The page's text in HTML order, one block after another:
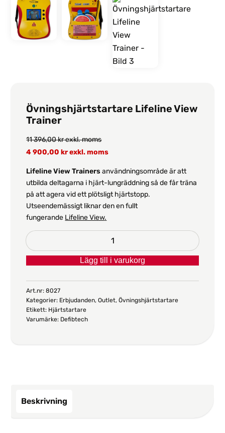
Övningshjärtstartare Lifeline View
Trainer
11 396,00krexkl. moms
4 900,00krexkl. moms
Lifeline View Trainers användningsområde är att
utbilda deltagarna i hjärt-lungräddning så de får träna
på att agera vid ett plötsligt hjärtstopp.
Utseendemässigt liknar den en fullt
fungerande Lifeline View.
Övningshjärtstartare
Lifeline
mängd
Lägg till i varukorg
Art.nr:8027
Kategorier: Erbjudanden,Outlet,Övningshjärtstartare
Etikett: Hjärtstartare
Varumärke: Defibtech
Beskrivning